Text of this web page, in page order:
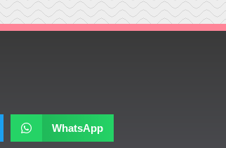
WhatsApp